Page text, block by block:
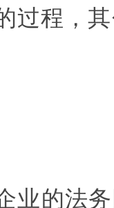
过程，
业的法